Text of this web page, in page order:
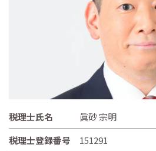
税理士氏名
眞砂 宗明
税理士登録番号
151291